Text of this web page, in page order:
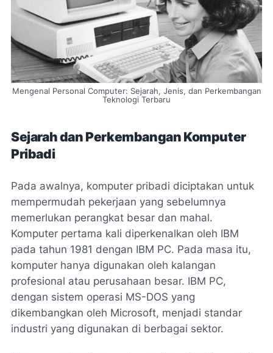
Mengenal Personal Computer: Sejarah, Jenis, dan Perkembangan
Teknologi Terbaru
Sejarah dan Perkembangan Komputer
Pribadi
Pada awalnya, komputer pribadi diciptakan untuk
mempermudah pekerjaan yang sebelumnya
memerlukan perangkat besar dan mahal.
Komputer pertama kali diperkenalkan oleh IBM
pada tahun 1981 dengan IBM PC. Pada masa itu,
komputer hanya digunakan oleh kalangan
profesional atau perusahaan besar. IBM PC,
dengan sistem operasi MS-DOS yang
dikembangkan oleh Microsoft, menjadi standar
industri yang digunakan di berbagai sektor.